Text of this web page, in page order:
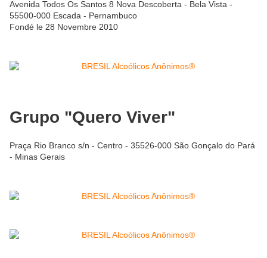
Avenida Todos Os Santos 8 Nova Descoberta - Bela Vista -
55500-000 Escada - Pernambuco
Fondé le 28 Novembre 2010
Grupo "Quero Viver"
Praça Rio Branco s/n - Centro - 35526-000 São Gonçalo do Pará
- Minas Gerais